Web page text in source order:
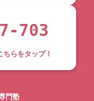
703
らをタップ！
門塾